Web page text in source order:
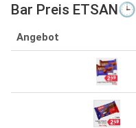
Bar Preis ETSAN🕒
Angebot